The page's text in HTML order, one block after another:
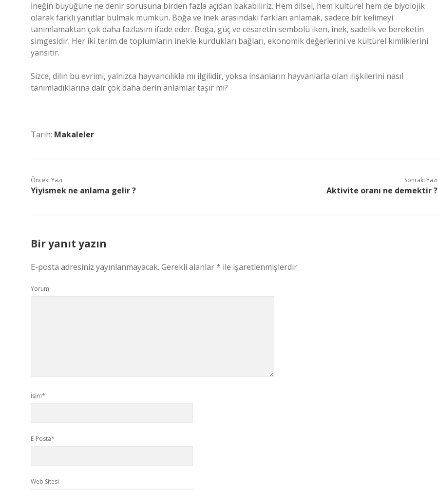
İneğin büyüğüne ne denir sorusuna birden fazla açıdan bakabiliriz. Hem dilsel, hem kültürel hem de biyolojik
olarak farklı yanıtlar bulmak mümkün. Boğa ve inek arasındaki farkları anlamak, sadece bir kelimeyi
tanımlamaktan çok daha fazlasını ifade eder. Boğa, güç ve cesaretin sembolü iken, inek, sadelik ve bereketin
simgesidir. Her iki terim de toplumların inekle kurdukları bağları, ekonomik değerlerini ve kültürel kimliklerini
yansıtır.
Sizce, dilin bu evrimi, yalnızca hayvancılıkla mı ilgilidir, yoksa insanların hayvanlarla olan ilişkilerini nasıl
tanımladıklarına dair çok daha derin anlamlar taşır mı?
Tarih: Makaleler
Önceki Yazı
Yiyismek ne anlama gelir ?
Sonraki Yazı
Aktivite oranı ne demektir ?
Bir yanıt yazın
E-posta adresiniz yayınlanmayacak. Gerekli alanlar* ile işaretlenmişlerdir
Yorum
İsim*
E-Posta*
Web Sitesi